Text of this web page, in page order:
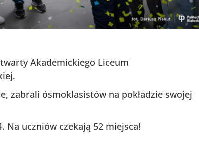
Akademickiego Liceum
zabrali ósmoklasistów na pokładzie swojej
Na uczniów czekają 52 miejsca!